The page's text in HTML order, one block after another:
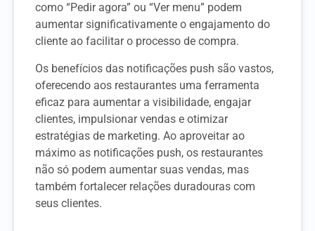
como “Pedir agora” ou “Ver menu” podem
aumentar significativamente o engajamento do
cliente ao facilitar o processo de compra.
Os benefícios das notificações push são vastos,
oferecendo aos restaurantes uma ferramenta
eficaz para aumentar a visibilidade, engajar
clientes, impulsionar vendas e otimizar
estratégias de marketing. Ao aproveitar ao
máximo as notificações push, os restaurantes
não só podem aumentar suas vendas, mas
também fortalecer relações duradouras com
seus clientes.